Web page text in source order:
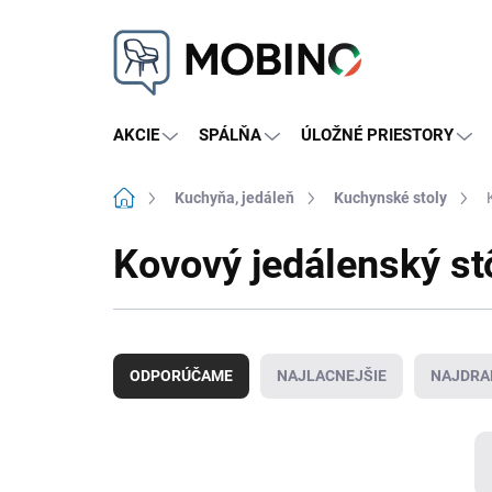
AKCIE SPÁLŇA ÚLOŽNÉ PRIESTORY
DomovKuchyňa, jedáleň Kuchynské stoly
Kovový jedálenský
a
d
ODPORÚČAME NAJLACNEJŠIE